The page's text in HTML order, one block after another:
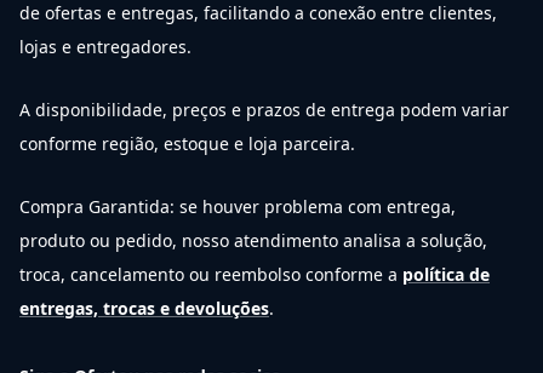
de ofertas e entregas, facilitando a conexão entre clientes,
lojas e entregadores.
A disponibilidade, preços e prazos de entrega podem variar
conforme região, estoque e loja parceira.
Compra Garantida: se houver problema com entrega,
produto ou pedido, nosso atendimento analisa a solução,
troca, cancelamento ou reembolso conforme a política de
entregas, trocas e devoluções.